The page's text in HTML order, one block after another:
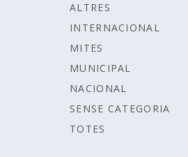
ALTRES
INTERNACIONAL
MITES
MUNICIPAL
NACIONAL
SENSE CATEGORIA
TOTES